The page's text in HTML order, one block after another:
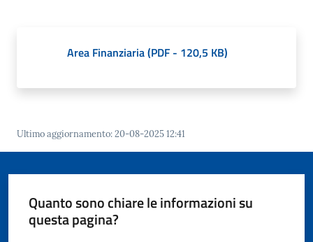
Amministrazione
Menu selezionato
l
P
Area Finanziaria(PDF - 120,5 KB)
Ultimo aggiornamento:20-08-2025 12:41
Quanto sono chiare le informazioni su
questa pagina?